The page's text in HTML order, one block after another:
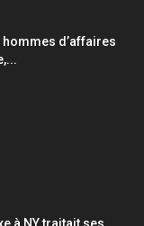
hommes d’affaires